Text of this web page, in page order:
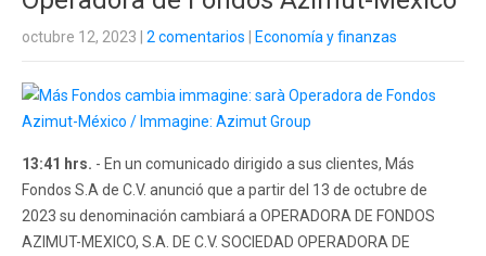
octubre 12, 2023 2 comentarios Economía y finanzas
13:41 hrs. - En un comunicado dirigido a sus clientes, Más
Fondos S.A de C.V. anunció que a partir del 13 de octubre de
2023 su denominación cambiará a OPERADORA DE FONDOS
AZIMUT-MEXICO, S.A. DE C.V. SOCIEDAD OPERADORA DE